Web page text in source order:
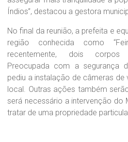
Índios”, destacou a gestora
No final da reunião, a prefeita e
região conhecida como
recentemente, dois corpos
Preocupada com a segurança
pediu a instalação de câmeras
local. Outras ações também
será necessário a intervenção do
tratar de uma propriedade